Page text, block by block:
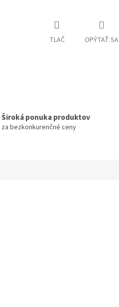
TLAČ OPÝTAŤ SA
Široká ponuka produktov
za bezkonkurenčné ceny